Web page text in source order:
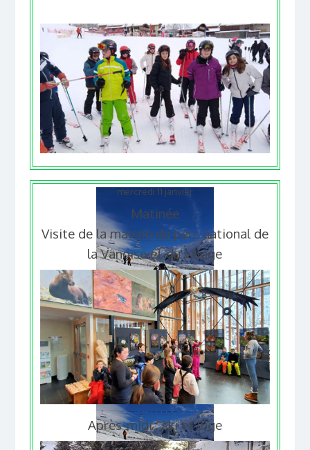
mercredi 11 janvier
Matinée
Visite de la maison du parc national de
la Vanoise et du village
Après-midi : ski et luge